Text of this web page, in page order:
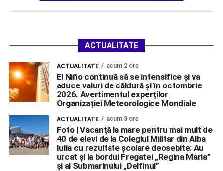
ACTUALITATE
ACTUALITATE acum 2 ore
El Niño continuă să se intensifice și va
aduce valuri de căldură și în octombrie
2026. Avertimentul experților
Organizației Meteorologice Mondiale
ACTUALITATE acum 3 ore
Foto | Vacanță la mare pentru mai mult de
40 de elevi de la Colegiul Militar din Alba
Iulia cu rezultate școlare deosebite: Au
urcat și la bordul Fregatei „Regina Maria”
și al Submarinului „Delfinul”